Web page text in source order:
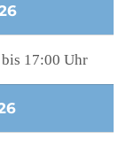
17:00 Uhr